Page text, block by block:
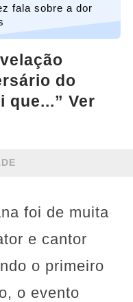
fala sobre a dor
do
que...” Ver
foi de muita
e cantor
o primeiro
o evento